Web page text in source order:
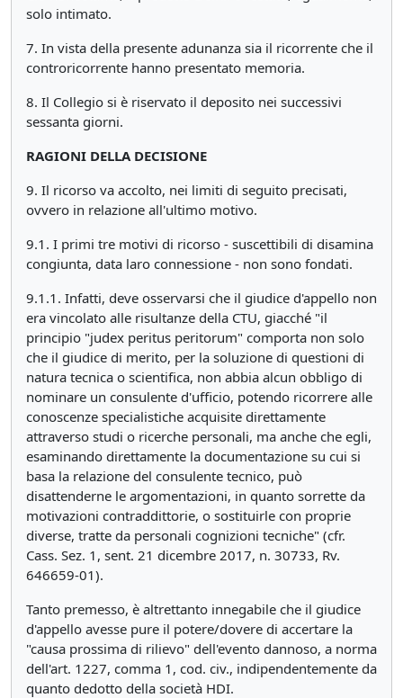
solo intimato.
7. In vista della presente adunanza sia il ricorrente che il
controricorrente hanno presentato memoria.
8. Il Collegio si è riservato il deposito nei successivi
sessanta giorni.
RAGIONI DELLA DECISIONE
9. Il ricorso va accolto, nei limiti di seguito precisati,
ovvero in relazione all'ultimo motivo.
9.1. I primi tre motivi di ricorso - suscettibili di disamina
congiunta, data laro connessione - non sono fondati.
9.1.1. Infatti, deve osservarsi che il giudice d'appello non
era vincolato alle risultanze della CTU, giacché "il
principio "judex peritus peritorum" comporta non solo
che il giudice di merito, per la soluzione di questioni di
natura tecnica o scientifica, non abbia alcun obbligo di
nominare un consulente d'ufficio, potendo ricorrere alle
conoscenze specialistiche acquisite direttamente
attraverso studi o ricerche personali, ma anche che egli,
esaminando direttamente la documentazione su cui si
basa la relazione del consulente tecnico, può
disattenderne le argomentazioni, in quanto sorrette da
motivazioni contraddittorie, o sostituirle con proprie
diverse, tratte da personali cognizioni tecniche" (cfr.
Cass. Sez. 1, sent. 21 dicembre 2017, n. 30733, Rv.
646659-01).
Tanto premesso, è altrettanto innegabile che il giudice
d'appello avesse pure il potere/dovere di accertare la
"causa prossima di rilievo" dell'evento dannoso, a norma
dell'art. 1227, comma 1, cod. civ., indipendentemente da
quanto dedotto della società HDI.